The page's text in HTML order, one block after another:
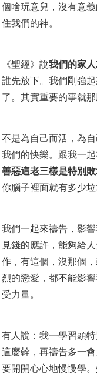
個啥玩意兒，沒有意
住我們的神。
《聖經》說我們的家人
誰先放下。我們剛強
了。其實重要的事就
不是為自己而活，為
我們的快樂。跟我一
善惡這老三樣是特別
你腦子裡面就有多少垃
我們一起來禱告，影
見錢的應許，能夠給
作，有這個，沒那個
烈的戀愛，都不能影
受力量。
有人說：我一學習頭
這麼幹，再禱告多一
要開開心心地慢慢學